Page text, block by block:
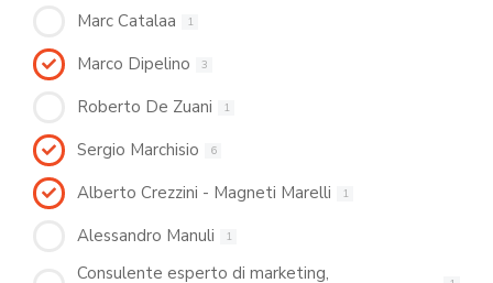
Marc Catalaa 1
Marco Dipelino 3
Roberto De Zuani 1
Sergio Marchisio 6
Alberto Crezzini - Magneti Marelli 1
Alessandro Manuli 1
Consulente esperto di marketing,